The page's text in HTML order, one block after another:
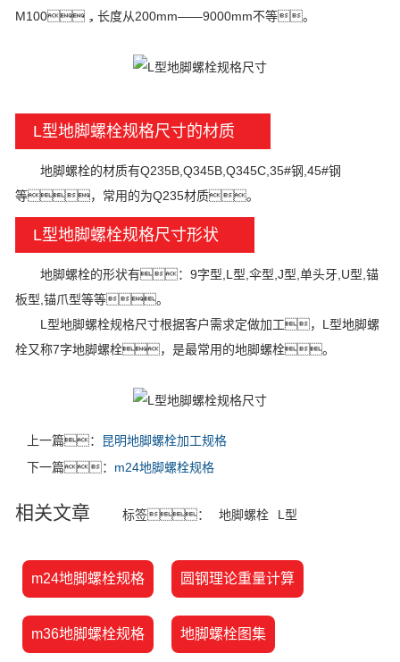
M100，长度从200mm——9000mm不等。
L型地脚螺栓规格尺寸的材质
地脚螺栓的材质有Q235B,Q345B,Q345C,35#钢,45#钢
等，常用的为Q235材质。
L型地脚螺栓规格尺寸形状
地脚螺栓的形状有：9字型,L型,伞型,J型,单头牙,U型,锚
板型,锚爪型等等。
L型地脚螺栓规格尺寸根据客户需求定做加工，L型地脚螺
栓又称7字地脚螺栓，是最常用的地脚螺栓。
上一篇：
昆明地脚螺栓加工规格
下一篇： m24地脚螺栓规格
相关文章 标签： 地脚螺栓 L型
m24地脚螺栓规格 圆钢理论重量计算
m36地脚螺栓规格 地脚螺栓图集